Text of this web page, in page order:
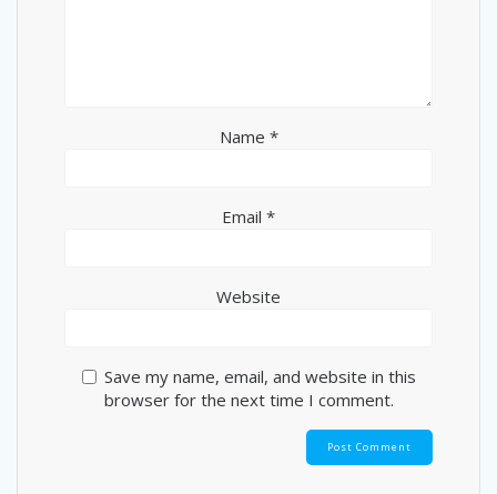
Name *
Email *
Website
Save my name, email, and website in this
browser for the next time I comment.